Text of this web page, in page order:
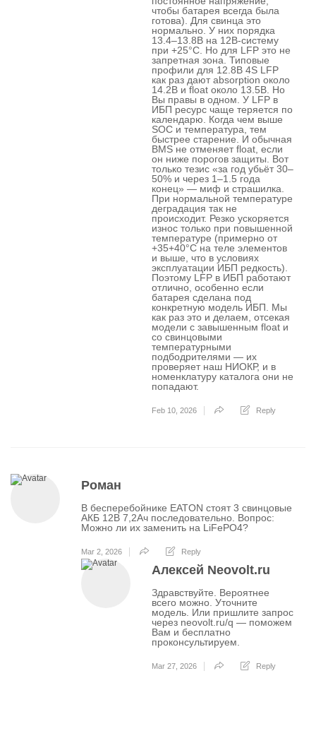
чтобы батарея всегда была
готова). Для свинца это
нормально. У них порядка
13.4–13.8В на 12В-систему
при +25°C. Но для LFP это не
запретная зона. Типовые
профили для 12.8В 4S LFP
как раз дают absorption около
14.2В и float около 13.5В. Но
Вы правы в одном. У LFP в
ИБП ресурс чаще теряется по
календарю. Когда чем выше
SOC и температура, тем
быстрее старение. И обычная
BMS не отменяет float, если
он ниже порогов защиты. Вот
только тезис «за год убьёт 30–
50% и через 1–1.5 года
конец» — миф и страшилка.
При нормальной температуре
деградация так не
происходит. Резко ускоряется
износ только при повышенной
температуре (примерно от
+35+40°C на теле элементов
и выше, что в условиях
эксплуатации ИБП редкость).
Поэтому LFP в ИБП работают
отлично, особенно если
батарея сделана под
конкретную модель ИБП. Мы
как раз это и делаем, отсекая
модели с завышенным float и
со свинцовыми
температурными
подбодрителями — их
проверяет наш НИОКР, и в
номенклатуру каталога они не
попадают.
Feb 10, 2026 Reply
Роман
В бесперебойнике EATON стоят 3 свинцовые
АКБ 12В 7,2Ач последовательно. Вопрос:
Можно ли их заменить на LiFePO4?
Mar 2, 2026 Reply
Алексей Neovolt.ru
Здравствуйте. Вероятнее
всего можно. Уточните
модель. Или пришлите запрос
через neovolt.ru/q — поможем
Вам и бесплатно
проконсультируем.
Mar 27, 2026 Reply